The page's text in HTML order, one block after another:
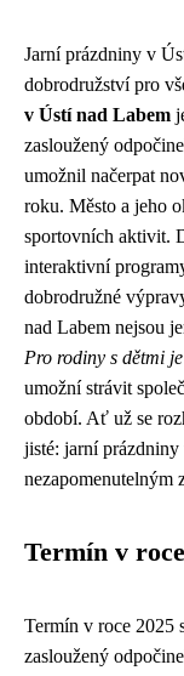
Jarní prázdniny v
dobrodružství pro
v Ústí nad Labem
zasloužený
umožnil načerpat
roku. Město a jeho
sportovních aktivit.
interaktivní
dobrodružné
nad Labem nejsou
Pro rodiny s dětmi
umožní strávit
období. Ať už se
jisté: jarní
nezapomenutelným
Termín v
Termín v roce 2025
zasloužený